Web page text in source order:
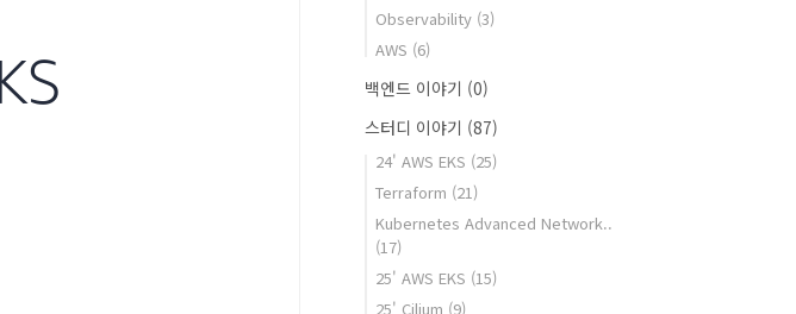
Observability (3)
AWS (6)
백엔드 이야기 (0)
스터디 이야기 (87)
24' AWS EKS (25)
Terraform (21)
Kubernetes Advanced Network..
(17)
25' AWS EKS (15)
25' Cilium (9)